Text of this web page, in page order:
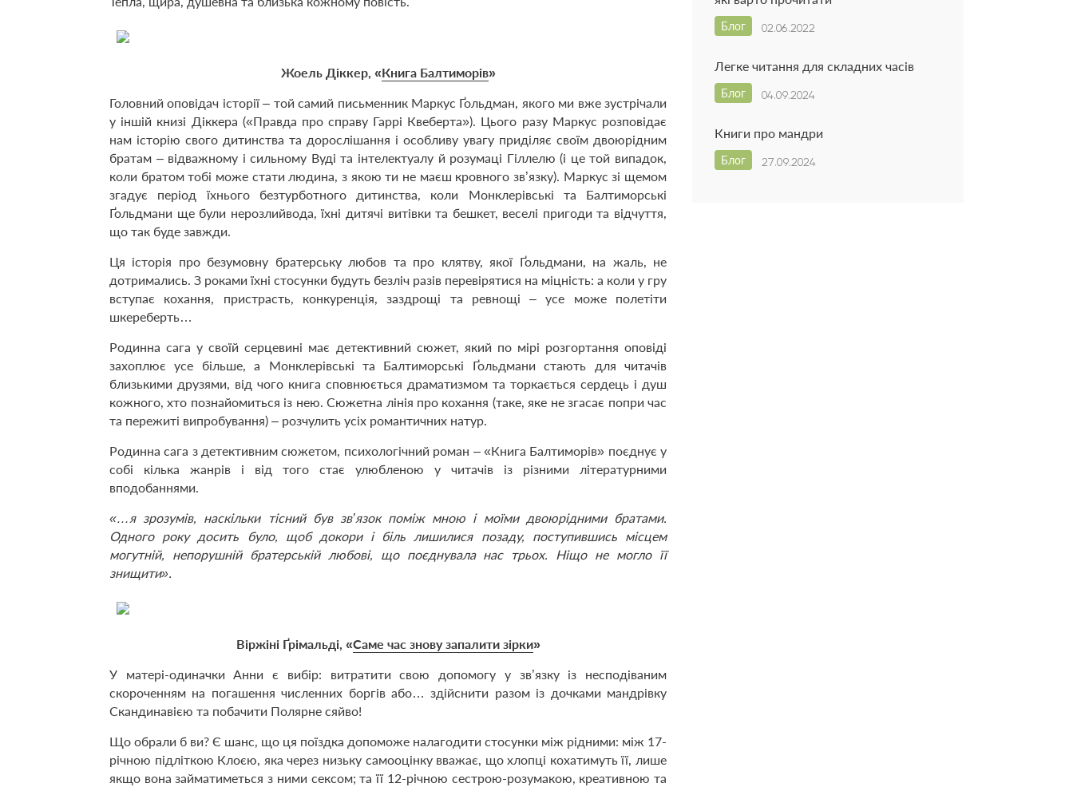
Жоель Діккер, «Книга Балтиморів»
Головний оповідач історії – той самий письменник Маркус Ґольдман, якого ми вже зустрічали
у іншій книзі Діккера («Правда про справу Гаррі Квеберта»). Цього разу Маркус розповідає
нам історію свого дитинства та дорослішання і особливу увагу приділяє своїм двоюрідним
братам – відважному і сильному Вуді та інтелектуалу й розумаці Гіллелю (і це той випадок,
коли братом тобі може стати людина, з якою ти не маєш кровного зв’язку). Маркус зі щемом
згадує період їхнього безтурботного дитинства, коли Монклерівські та Балтиморські
Ґольдмани ще були нерозлийвода, їхні дитячі витівки та бешкет, веселі пригоди та відчуття,
що так буде завжди.
Ця історія про безумовну братерську любов та про клятву, якої Ґольдмани, на жаль, не
дотримались. З роками їхні стосунки будуть безліч разів перевірятися на міцність: а коли у гру
вступає кохання, пристрасть, конкуренція, заздрощі та ревнощі – усе може полетіти
шкереберть…
Родинна сага у своїй серцевині має детективний сюжет, який по мірі розгортання оповіді
захоплює усе більше, а Монклерівські та Балтиморські Ґольдмани стають для читачів
близькими друзями, від чого книга сповнюється драматизмом та торкається сердець і душ
кожного, хто познайомиться із нею. Сюжетна лінія про кохання (таке, яке не згасає попри час
та пережиті випробування) – розчулить усіх романтичних натур.
Родинна сага з детективним сюжетом, психологічний роман – «Книга Балтиморів» поєднує у
собі кілька жанрів і від того стає улюбленою у читачів із різними літературними
вподобаннями.
«…я зрозумів, наскільки тісний був зв’язок поміж мною і моїми двоюрідними братами.
Одного року досить було, щоб докори і біль лишилися позаду, поступившись місцем
могутній, непорушній братерській любові, що поєднувала нас трьох. Ніщо не могло її
знищити».
Віржіні Ґрімальді, «Саме час знову запалити зірки»
У матері-одиначки Анни є вибір: витратити свою допомогу у зв’язку із несподіваним
скороченням на погашення численних боргів або… здійснити разом із дочками мандрівку
Скандинавією та побачити Полярне сяйво!
Що обрали б ви? Є шанс, що ця поїздка допоможе налагодити стосунки між рідними: між 17-
річною підліткою Клоєю, яка через низьку самооцінку вважає, що хлопці кохатимуть її, лише
якщо вона займатиметься з ними сексом; та її 12-річною сестрою-розумакою, креативною та
02.06.2022
Блог
Легке читання для складних часів
04.09.2024
Блог
Книги про мандри
27.09.2024
Блог